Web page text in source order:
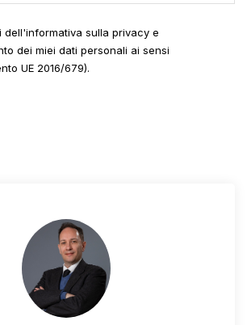
dell'informativa sulla privacy e
dei miei dati personali ai sensi
UE 2016/679).